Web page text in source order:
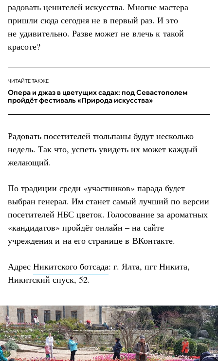
радовать ценителей искусства. Многие мастера
пришли сюда сегодня не в первый раз. И это
не удивительно. Разве может не влечь к такой
красоте?
ЧИТАЙТЕ ТАКЖЕ
Опера и джаз в цветущих садах: под Севастополем
пройдёт фестиваль «Природа искусства»
Радовать посетителей тюльпаны будут несколько
недель. Так что, успеть увидеть их может каждый
желающий.
По традиции среди «участников» парада будет
выбран генерал. Им станет самый лучший по версии
посетителей НБС цветок. Голосование за ароматных
«кандидатов» пройдёт онлайн – на сайте
учреждения и на его странице в ВКонтакте.
Адрес Никитского ботсада: г. Ялта, пгт Никита,
Никитский спуск, 52.